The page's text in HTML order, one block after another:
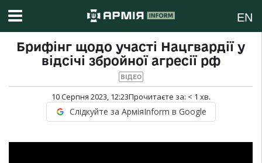
EN
Брифінг щодо участі Нацгвардії у
відсічі збройної агресії рф
ВІДЕО
10 Серпня 2023, 12:23Прочитаєте за: < 1 хв.
Слідкуйте за АрміяInform в Google